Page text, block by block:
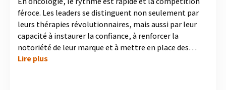
féroce. Les leaders se distinguent non seulement par
leurs thérapies révolutionnaires, mais aussi par leur
capacité à instaurer la confiance, à renforcer la
notoriété de leur marque et à mettre en place des
programmes de soutien solides pour les patients. MD
Lire plus